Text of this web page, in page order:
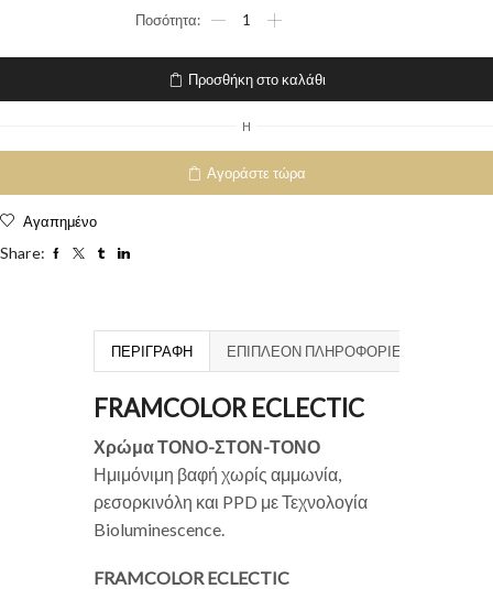
Προσθήκη στο καλάθι
H
Αγοράστε τώρα
Αγαπημένο
Share:
ΠΕΡΙΓΡΑΦΉ ΕΠΙΠΛΈΟΝ ΠΛΗΡΟΦΟΡΊΕΣ
FRAMCOLOR ECLECTIC
Χρώμα ΤΟΝΟ-ΣΤΟΝ-ΤΟΝΟ
Ημιμόνιμη βαφή χωρίς αμμωνία,
ρεσορκινόλη και PPD με Τεχνολογία
Bioluminescence.
FRAMCOLOR ECLECTIC